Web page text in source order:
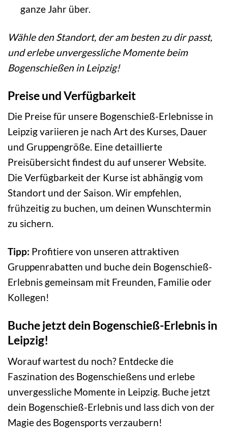
ganze Jahr über.
Wähle den Standort, der am besten zu dir passt,
und erlebe unvergessliche Momente beim
Bogenschießen in Leipzig!
Preise und Verfügbarkeit
Die Preise für unsere Bogenschieß-Erlebnisse in
Leipzig variieren je nach Art des Kurses, Dauer
und Gruppengröße. Eine detaillierte
Preisübersicht findest du auf unserer Website.
Die Verfügbarkeit der Kurse ist abhängig vom
Standort und der Saison. Wir empfehlen,
frühzeitig zu buchen, um deinen Wunschtermin
zu sichern.
Tipp: Profitiere von unseren attraktiven
Gruppenrabatten und buche dein Bogenschieß-
Erlebnis gemeinsam mit Freunden, Familie oder
Kollegen!
Buche jetzt dein Bogenschieß-Erlebnis in
Leipzig!
Worauf wartest du noch? Entdecke die
Faszination des Bogenschießens und erlebe
unvergessliche Momente in Leipzig. Buche jetzt
dein Bogenschieß-Erlebnis und lass dich von der
Magie des Bogensports verzaubern!